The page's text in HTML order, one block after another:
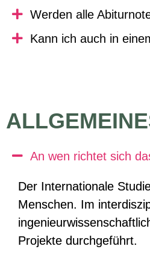
Werden alle
Kann ich auch in
An wen richtet sich
Der Internationale
Menschen. Im
Projekte durchgeführt.